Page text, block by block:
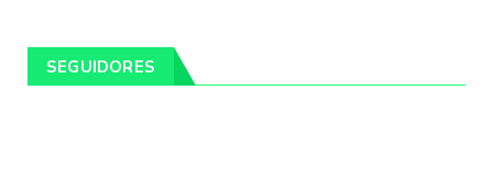
Pintores da Temática Gauchesca - parte
SEGUIDORES